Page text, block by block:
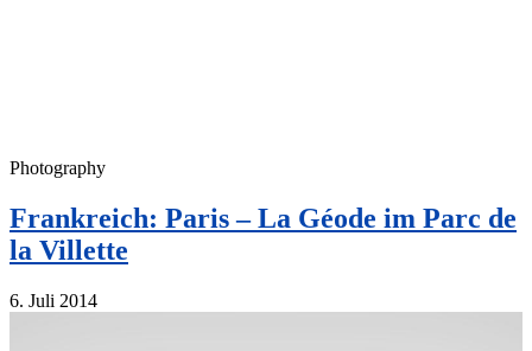
Photography
Frankreich: Paris – La Géode im Parc de
la Villette
6. Juli 2014